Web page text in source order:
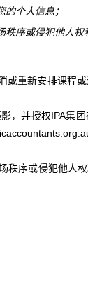
个人信息；
序或侵犯他人
重新安排课程
，并授权IPA集
秩序或侵犯他人